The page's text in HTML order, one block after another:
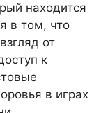
находится
в том, что
от
к
в играх